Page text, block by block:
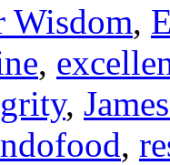
Wisdom,
,
,
,